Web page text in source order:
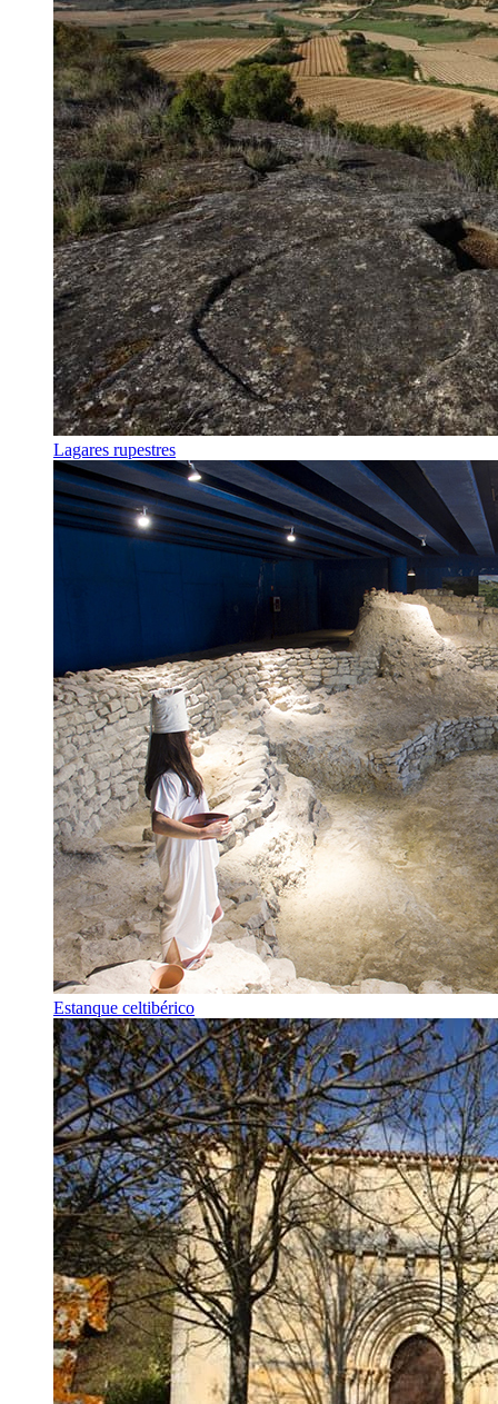
Lagares rupestres
Estanque celtibérico